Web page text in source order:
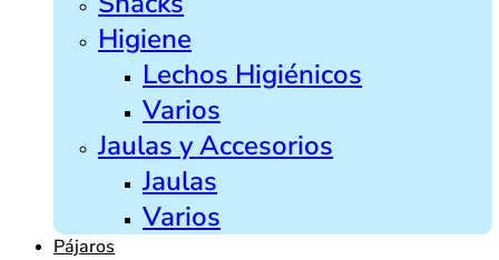
Higiene
Lechos Higiénicos
Varios
Jaulas y Accesorios
Jaulas
Varios
Pájaros